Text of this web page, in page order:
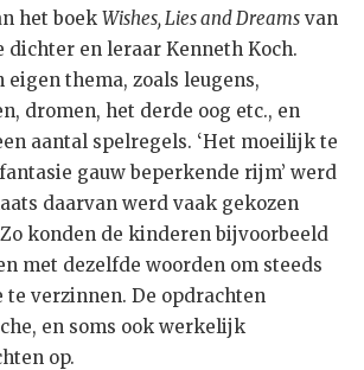
het boek Wishes, Lies and Dreams van
dichter en leraar Kenneth Koch.
eigen thema, zoals leugens,
dromen, het derde oog etc., en
aantal spelregels. ‘Het moeilijk te
gauw beperkende rijm’ werd
daarvan werd vaak gekozen
konden de kinderen bijvoorbeeld
met dezelfde woorden om steeds
te verzinnen. De opdrachten
en soms ook werkelijk
op.